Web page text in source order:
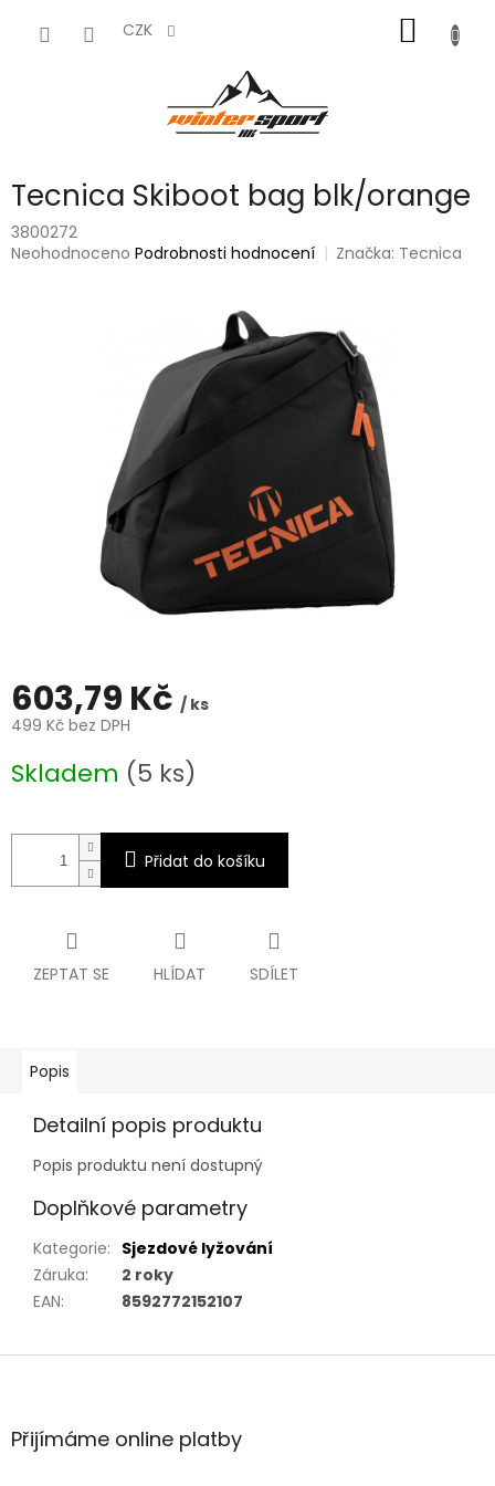
CZK
KOŠÍK
Tecnica Skiboot bag blk/orange
3800272
Průměrné
Neohodnoceno Podrobnosti hodnocení Značka: Tecnica
603,79 Kč / ks
499 Kč bez DPH
cena:
Skladem (5 ks)
Přidat do košíku
ZEPTAT SE HLÍDAT SDÍLET
Popis
Detailní popis produktu
Popis produktu není dostupný
Doplňkové parametry
Kategorie: Sjezdové lyžování
Záruka:
2 roky
EAN: 8592772152107
Z
aPřijímáme online platby